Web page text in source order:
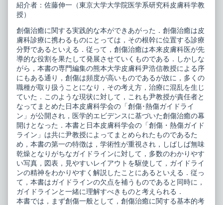
ッ
ト
12
新
し
い
創
傷
治
療
の
す
べ
て
褥
瘡・
熱
傷・
皮
膚
潰
瘍
published
on
皮
臨
床
ア
セ
ッ
ト
12
新
し
創
傷
治
療
の
す
べ
て
瘡・
熱
傷・
皮
膚
紹介者：佐藤伸一（東京大学大学院医学系研究科皮膚科学教
授）
創傷治癒に関する実践的な本ができあがった．創傷治癒は皮
膚科診療に携わるものにとっては，その根幹に位置する診療
分野であるといえる．従って，創傷治癒は本来皮膚科医が先
導的な役割を果たして発展させていくものである．しかしな
がら，本書の専門編集の熊本大学皮膚科尹浩信教授による序
にもある通り，創傷は頻度が高いものであるが故に，多くの
職種が取り扱うことになり，その考え方，治療に混乱を生じ
ていた．このような現状に対して，これも尹教授が責任者と
なってまとめた日本皮膚科学会の「創傷･熱傷ガイドライ
ン」が公開され，医学的エビデンスに基づいた創傷治癒の幕
開けとなった．本書と日本皮膚科学会の「創傷・熱傷ガイド
ライン」は共に尹教授によってまとめられたものであるた
め，本書の第一の特徴は，学術性が重視され，しばしば無味
乾燥となりがちなガイドラインに対して，多数のわかりやす
い写真，図表，見やすいレイアウトを駆使して，ガイドライ
ンの精神をわかりやすく解説したことにあるといえる．従っ
て，本書はガイドラインの欠点を補うものであると同時に，
ガイドラインと一緒に理解すべきものと考えられる．
本書では，まず創傷一般として，創傷治癒に関する基本的考